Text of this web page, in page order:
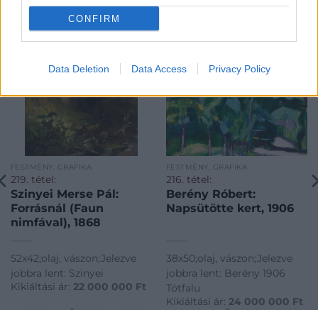
CONFIRM
Data Deletion Data Access Privacy Policy
FESTMÉNY, GRAFIKA
219. tétel:
Szinyei Merse Pál:
Forrásnál (Faun
nimfával), 1868
52x42;olaj, vászon;Jelezve
jobbra lent: Szinyei
Kikiáltási ár: 22 000 000 Ft
FESTMÉNY, GRAFIKA
216. tétel:
Berény Róbert:
Napsütötte kert, 1906
38x50;olaj, vászon;Jelezve
jobbra lent: Berény 1906
Tótfalu
Kikiáltási ár: 24 000 000 Ft